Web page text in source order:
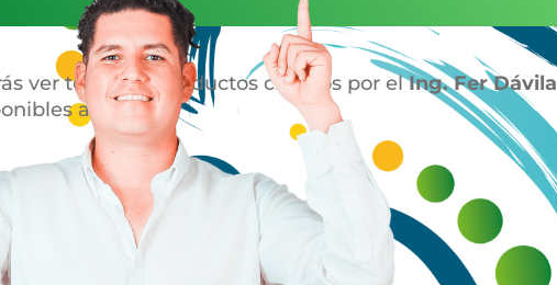
ver todos los productos creados por elIng. Fer Dávila
a la venta.